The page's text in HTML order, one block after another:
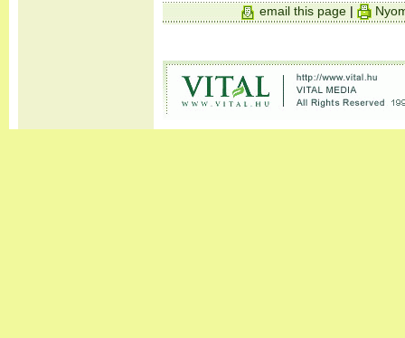
email this page |